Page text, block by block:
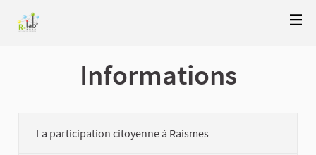
Informations
La participation citoyenne à Raismes